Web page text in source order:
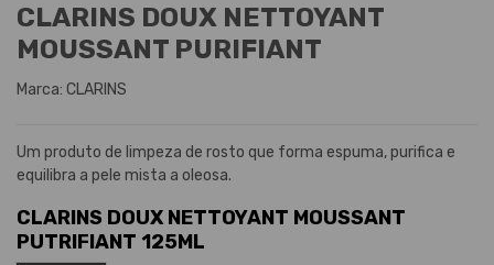
CLARINS DOUX NETTOYANT
MOUSSANT PURIFIANT
Marca: CLARINS
Um produto de limpeza de rosto que forma espuma, purifica e
equilibra a pele mista a oleosa.
CLARINS DOUX NETTOYANT MOUSSANT
PUTRIFIANT 125ML